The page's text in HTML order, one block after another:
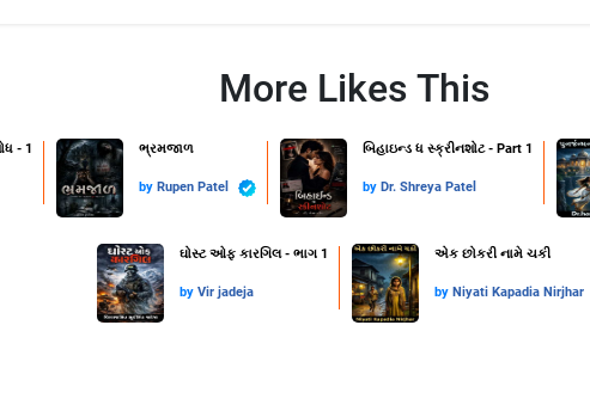
More Likes This
- 1 ભ્રમજાળ
by Rupen Patel
બિહાઇન્ડ ધ સ્ક્રીનશોટ - Part 1
by Dr. Shreya Patel
ઘોસ્ટ ઓફ કારગિલ - ભાગ 1
by Vir jadeja
એક છોકરી નામે ચકી
by Niyati Kapadia Nirjhar